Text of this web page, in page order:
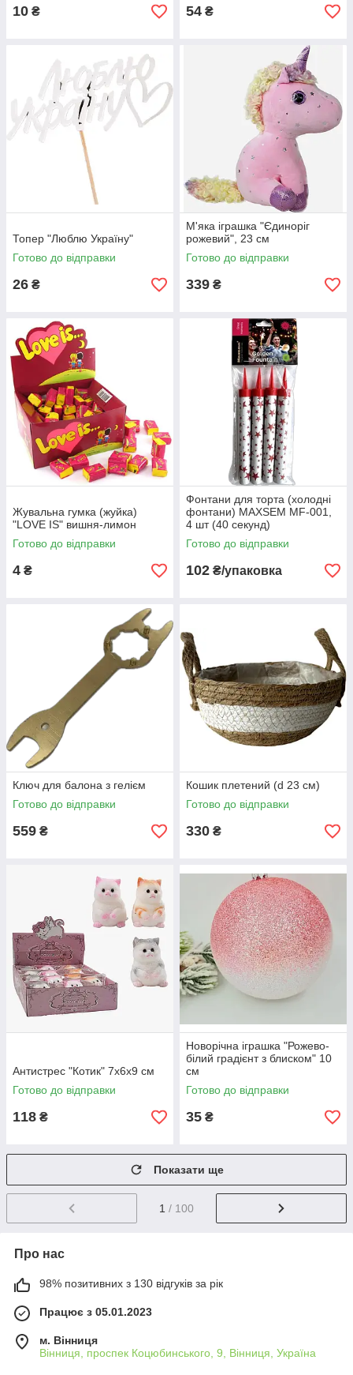
10 ₴ 54 ₴
Топер "Люблю Україну"
Готово до відправки
26 ₴
М'яка іграшка "Єдиноріг
рожевий", 23 см
Готово до відправки
339 ₴
Жувальна гумка (жуйка)
"LOVE IS" вишня-лимон
Готово до відправки
4 ₴
Фонтани для торта (холодні
фонтани) MAXSEM MF-001,
4 шт (40 секунд)
Готово до відправки
102 ₴/упаковка
Ключ для балона з гелієм
Готово до відправки
559 ₴
Кошик плетений (d 23 см)
Готово до відправки
330 ₴
Антистрес "Котик" 7х6х9 см
Готово до відправки
118 ₴
Новорічна іграшка "Рожево-
білий градієнт з блиском" 10
см
Готово до відправки
35 ₴
Показати ще
1 / 100
Про нас
98% позитивних з 130 відгуків за рік
Працює з 05.01.2023
м. Вінниця
Вінниця, проспек Коцюбинського, 9, Вінниця, Україна